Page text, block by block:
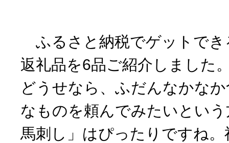
ふるさと納税でゲットでき
返礼品を6品ご紹介しました
どうせなら、ふだんなかな
なものを頼んでみたいとい
馬刺し」はぴったりですね